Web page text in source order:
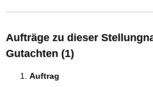
Aufträge zu dieser
Gutachten (1)
Auftrag